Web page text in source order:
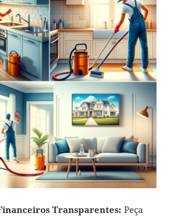
Transparentes: Peça